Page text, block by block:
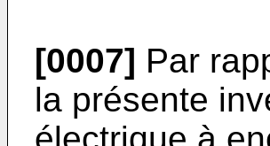
[0007] Par
la présente